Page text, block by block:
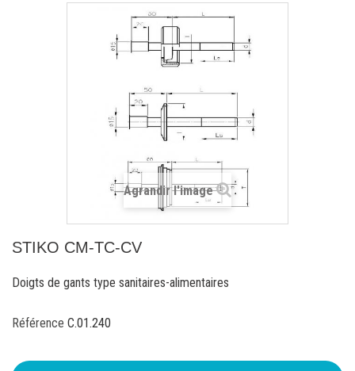
Agrandir l'image
STIKO CM-TC-CV
Doigts de gants type sanitaires-alimentaires
Référence C.01.240